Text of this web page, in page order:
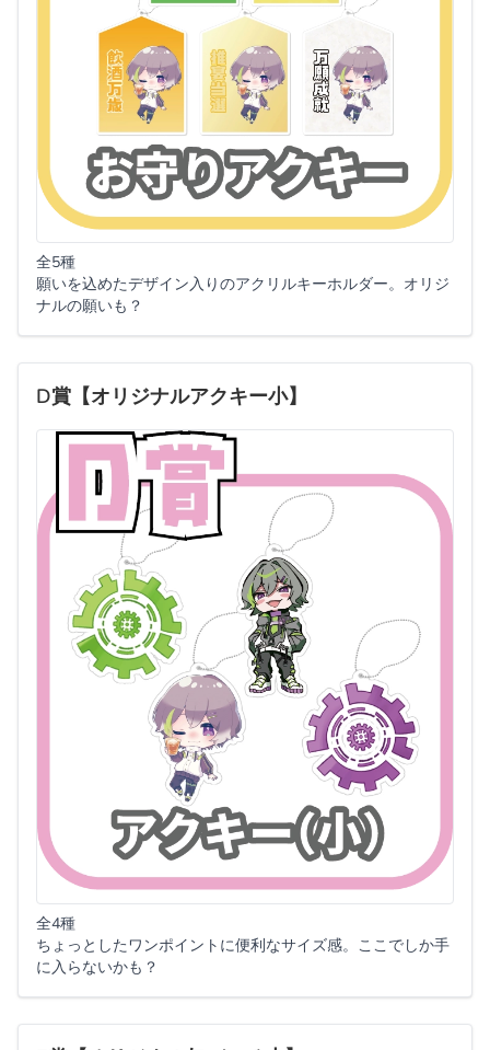
全5種
願いを込めたデザイン入りのアクリルキーホルダー。オリジ
ナルの願いも？
D賞【オリジナルアクキー小】
全4種
ちょっとしたワンポイントに便利なサイズ感。ここでしか手
に入らないかも？